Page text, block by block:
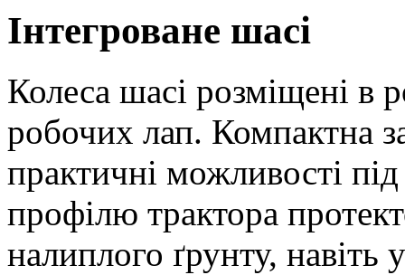
Інтегроване шасі
Колеса шасі розміщені в
робочих лап. Компактна
практичні можливості
профілю трактора
налиплого ґрунту, навіть